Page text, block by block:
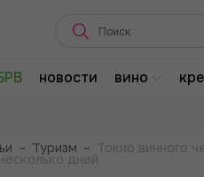
новости вино
– Туризм – Токио винного
дней